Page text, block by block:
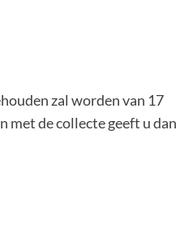
zal worden van 17
met de collecte geeft u dan